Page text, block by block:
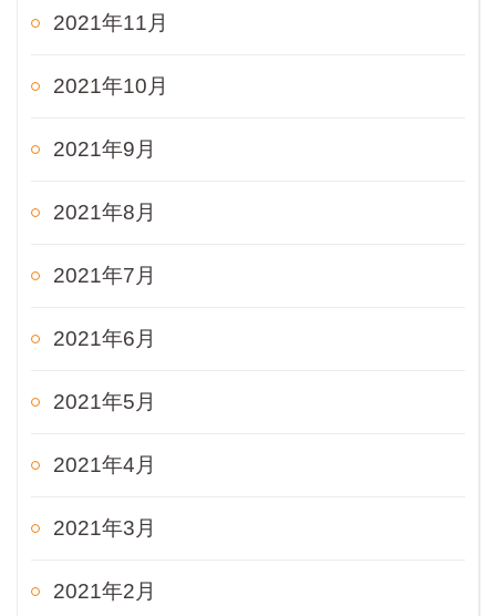
2021年11月
2021年10月
2021年9月
2021年8月
2021年7月
2021年6月
2021年5月
2021年4月
2021年3月
2021年2月